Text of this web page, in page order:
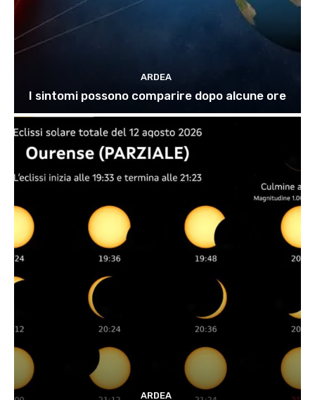
ARDEA
I sintomi possono comparire dopo alcune ore
ARDEA